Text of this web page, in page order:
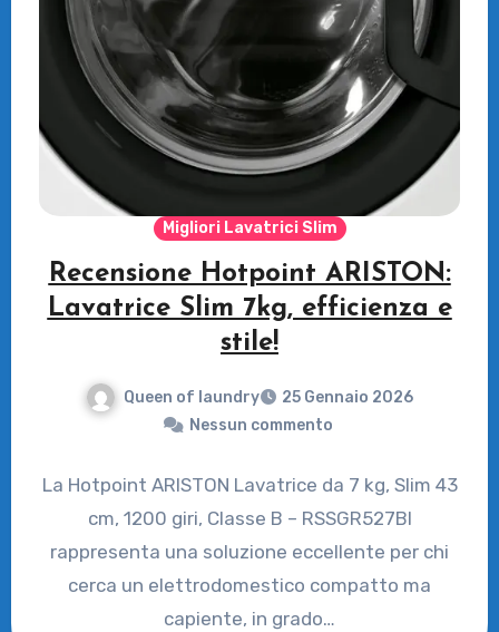
Migliori Lavatrici Slim
Recensione Hotpoint ARISTON:
Lavatrice Slim 7kg, efficienza e
stile!
Queen of laundry
25 Gennaio 2026
Nessun commento
La Hotpoint ARISTON Lavatrice da 7 kg, Slim 43
cm, 1200 giri, Classe B – RSSGR527BI
rappresenta una soluzione eccellente per chi
cerca un elettrodomestico compatto ma
capiente, in grado…